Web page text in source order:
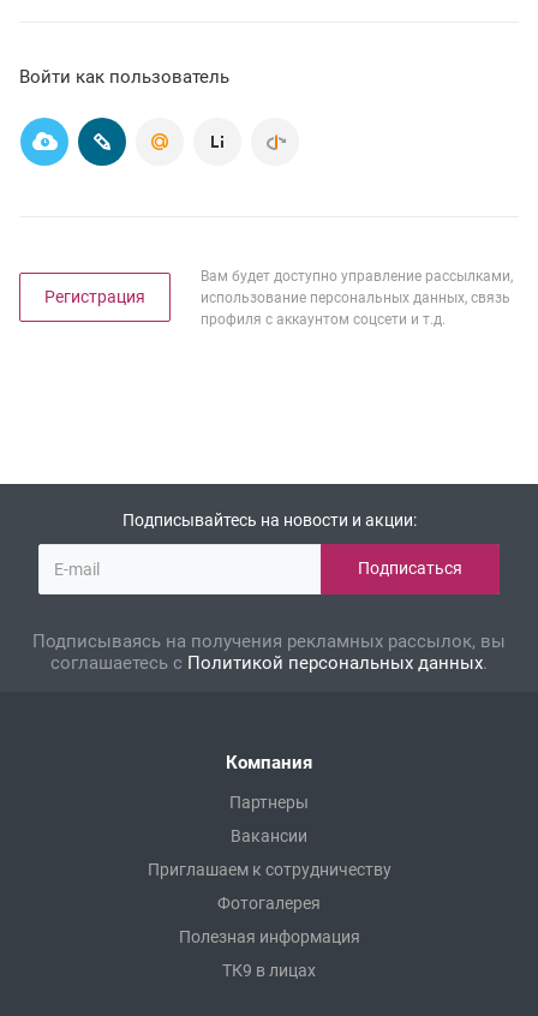
Войти как пользователь
Регистрация
Вам будет доступно управление рассылками,
использование персональных данных, связь
профиля с аккаунтом соцсети и т.д.
Подписывайтесь на новости и акции:
Подписываясь на получения рекламных рассылок, вы
соглашаетесь с Политикой персональных данных.
Компания
Партнеры
Вакансии
Приглашаем к сотрудничеству
Фотогалерея
Полезная информация
ТК9 в лицах